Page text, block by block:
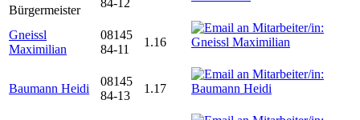
Bürgermeister
84-12
Gneissl
Maximilian
08145
84-11
1.16
Baumann Heidi
08145
84-13
1.17